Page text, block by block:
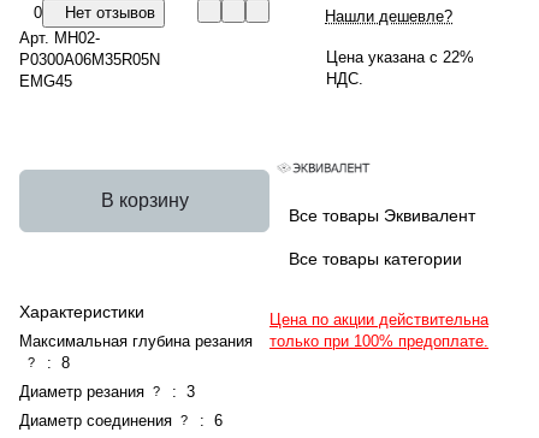
0
Нет отзывов
Арт. MH02-
P0300A06M35R05N
EMG45
В корзину
Характеристики
Максимальная глубина резания
? : 8
Диаметр резания ? : 3
Диаметр соединения ? : 6
Нашли дешевле?
Цена указана с 22%
НДС.
Все товары Эквивалент
Все товары категории
Цена по акции действительна
только при 100% предоплате.